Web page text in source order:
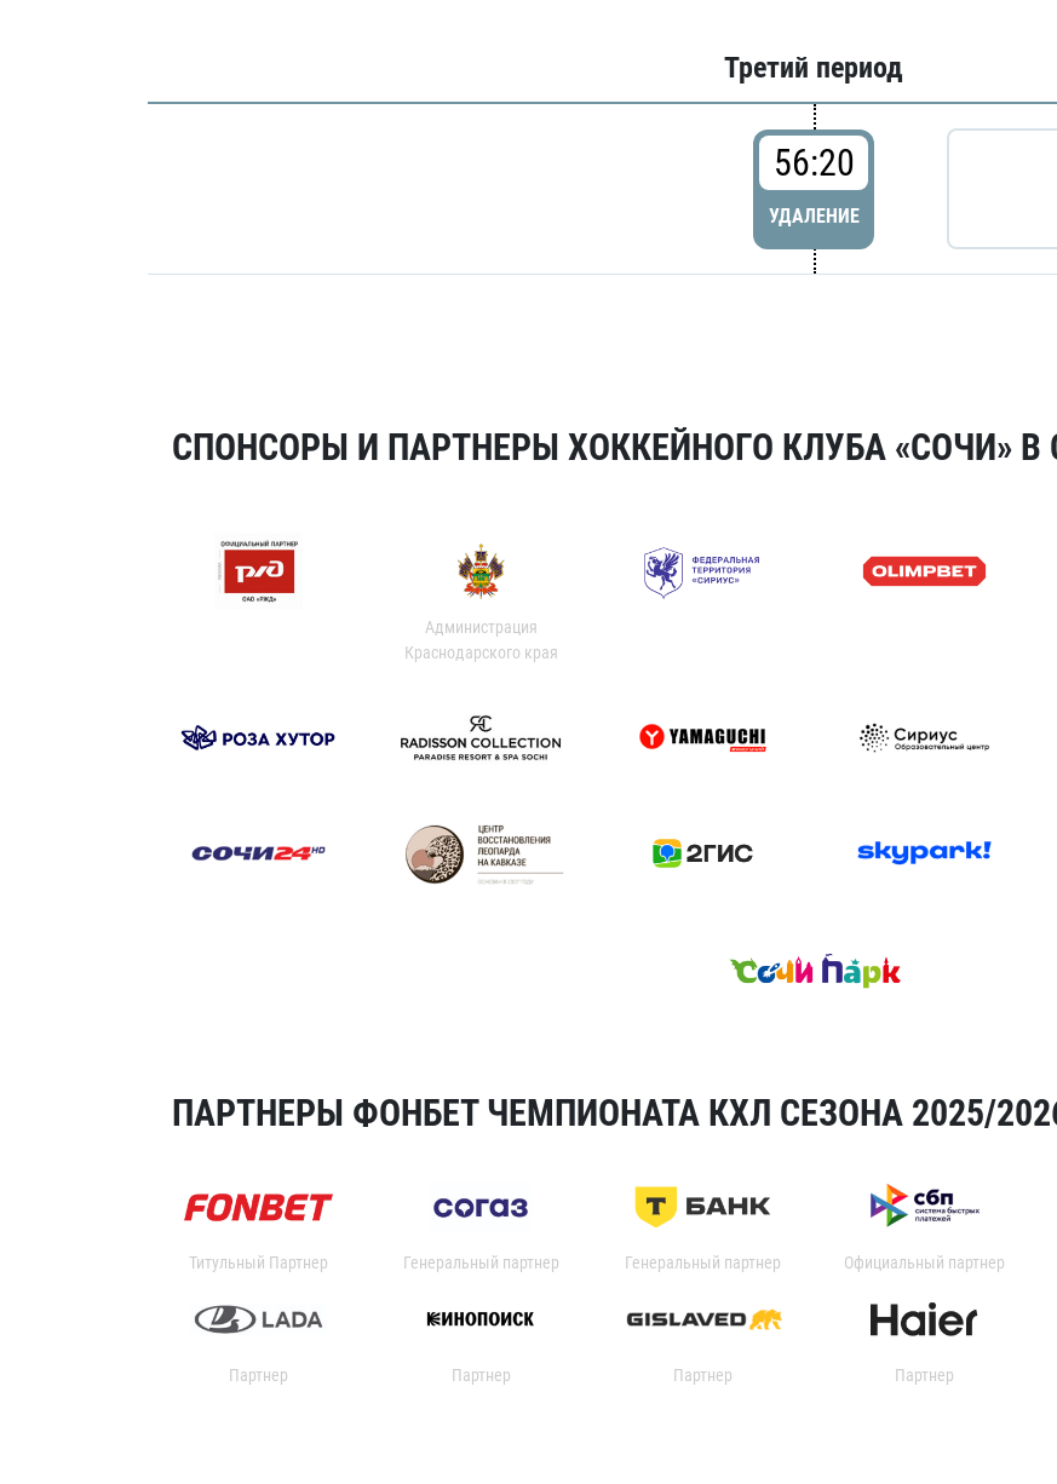
Третий период
56:20
УДАЛЕНИЕ
СПОНСОРЫ И ПАРТНЕРЫ ХОККЕЙНОГО КЛУБА «СОЧИ» В
Администрация
Краснодарского края
ПАРТНЕРЫ ФОНБЕТ ЧЕМПИОНАТА КХЛ СЕЗОНА 2025/
Титульный Партнер Генеральный партнер Генеральный партнер Официальный партнер
Партнер Партнер Партнер Партнер